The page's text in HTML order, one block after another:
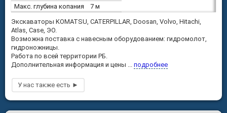
Макс. глубина копания
7 м
Экскаваторы KOMATSU, CATERPILLAR, Doosan, Volvo, Hitachi,
Atlas, Case, ЭО.
Возможна поставка с навесным оборудованием: гидромолот,
гидроножницы.
Работа по всей территории РБ.
Дополнительная информация и цены ... подробнее